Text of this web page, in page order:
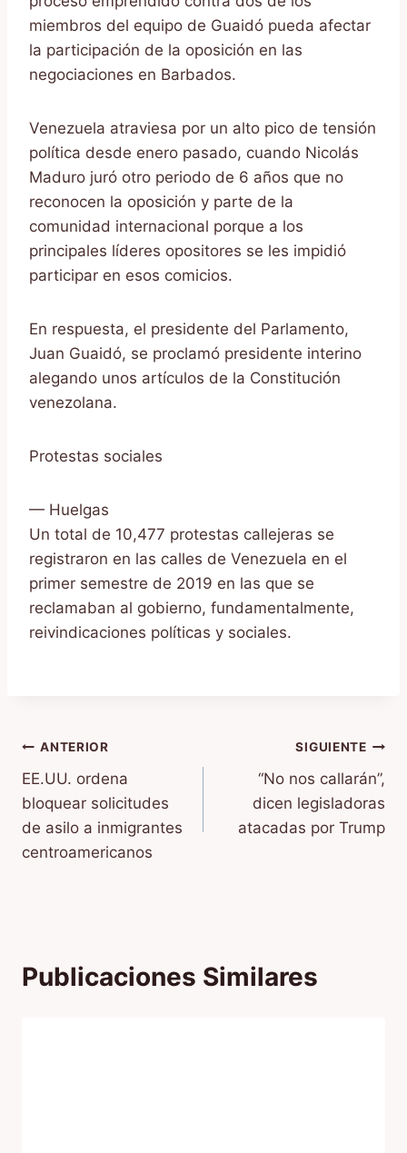
miembros del equipo de Guaidó pueda afectar
la participación de la oposición en las
negociaciones en Barbados.
Venezuela atraviesa por un alto pico de tensión
política desde enero pasado, cuando Nicolás
Maduro juró otro periodo de 6 años que no
reconocen la oposición y parte de la
comunidad internacional porque a los
principales líderes opositores se les impidió
participar en esos comicios.
En respuesta, el presidente del Parlamento,
Juan Guaidó, se proclamó presidente interino
alegando unos artículos de la Constitución
venezolana.
Protestas sociales
— Huelgas
Un total de 10,477 protestas callejeras se
registraron en las calles de Venezuela en el
primer semestre de 2019 en las que se
reclamaban al gobierno, fundamentalmente,
reivindicaciones políticas y sociales.
Navegación
de
entradas
ANTERIOR
EE.UU. ordena
bloquear solicitudes
de asilo a inmigrantes
centroamericanos
SIGUIENTE
“No nos callarán”,
dicen legisladoras
atacadas por Trump
Publicaciones Similares